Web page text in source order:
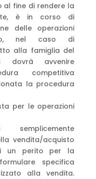
al fine di rendere la
è in corso di
delle operazioni
nel caso di
alla famiglia del
dovrà avvenire
competitiva
la procedura
per le operazioni
semplicemente
vendita/acquisto
un perito per la
specifica
alla vendita.